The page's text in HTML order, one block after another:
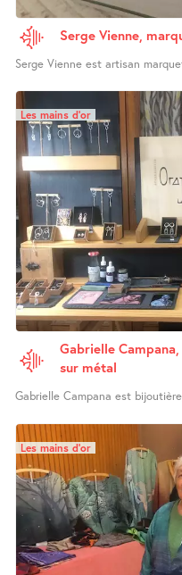
Serge Vienne,
Serge Vienne est artisan
Les mains d’or
Gabrielle
sur métal
Gabrielle Campana est
Les mains d’or